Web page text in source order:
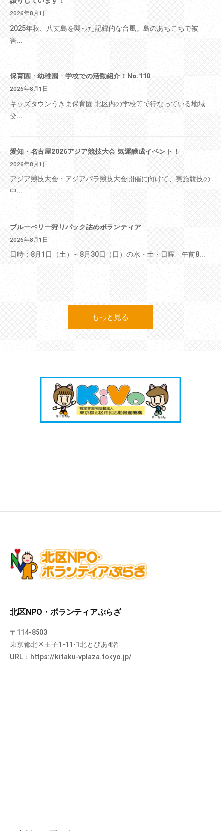
2026年8月1日
2025年秋、八丈島を襲った記録的な台風。島のあちこちで被
害...
保育園・幼稚園・学校での活動紹介！No.110
2026年8月1日
キッズタウンうきま保育園 北区内の学校等で行なっている地域
交...
愛知・名古屋2026アジア競技大会 気運醸成イベント！
2026年8月1日
アジア競技大会・アジアパラ競技大会開催に向けて、実施競技の
中...
ブルーベリー狩りパック詰めボランティア
2026年8月1日
日時：8月1日（土）～8月30日（日）の水・土・日曜 午前8...
もっと見る
北区NPO・ボランティアぷらざ
〒114-8503
東京都北区王子1-11-1北とぴあ4階
URL： https://kitaku-vplaza.tokyo.jp/